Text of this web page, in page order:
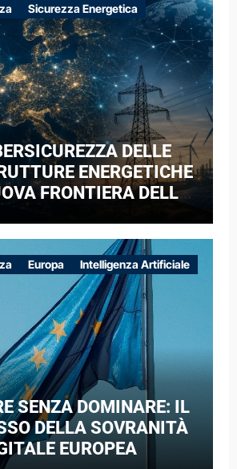
Sicurezza Energetica
DELLE
ENERGETICHE
FRONTIERA DELLA
RETI ELETTRICHE
NEL CONTESTO DELLA
IBRIDA
Europa Intelligenza Artificiale
SENZA DOMINARE: IL
DELLA SOVRANITÀ
EUROPEA